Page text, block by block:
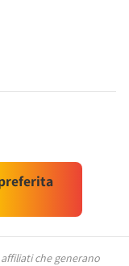
che generano